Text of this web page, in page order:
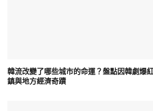
韓流改變了哪些城市的命運？盤點因韓劇爆
鎮與地方經濟奇蹟